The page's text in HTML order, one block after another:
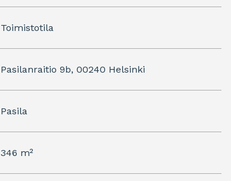
Toimistotila
Pasilanraitio 9b, 00240 Helsinki
Pasila
346 m²